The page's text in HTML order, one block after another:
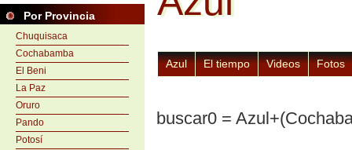
Por Provincia
Chuquisaca
Cochabamba
El Beni
La Paz
Oruro
Pando
Potosí
Azul El tiempo Videos Fotos
buscar0 =